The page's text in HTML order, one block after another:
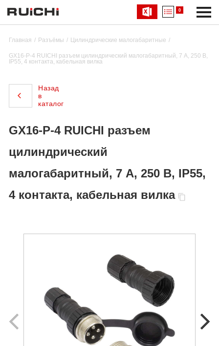
0
Главная Разъёмы Цилиндрические малогабаритные
GX16-P-4 RUICHI разъем цилиндрический малогабаритный, 7 А, 250 В,
IP55, 4 контакта, кабельная вилка
Назад
в
каталог
GX16-P-4 RUICHI разъем
цилиндрический
малогабаритный, 7 А, 250 В, IP55,
4 контакта, кабельная вилка